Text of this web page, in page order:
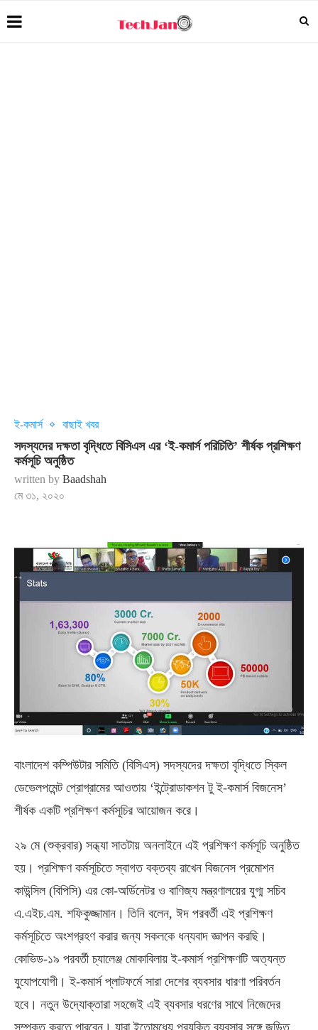
ই-কমার্স বাছাই খবর
সদস্যদের দক্ষতা বৃদ্ধিতে বিসিএস এর ‘ই-কমার্স পরিচিতি’ শীর্ষক প্রশিক্ষণ
কর্মসূচি অনুষ্ঠিত
written by Baadshah
মে ৩১, ২০২০
বাংলাদেশ কম্পিউটার সমিতি (বিসিএস) সদস্যদের দক্ষতা বৃদ্ধিতে স্কিল
ডেভেলপমেন্ট প্রোগ্রামের আওতায় ‘ইন্ট্রোডাকশন টু ই-কমার্স বিজনেস’
শীর্ষক একটি প্রশিক্ষণ কর্মসূচির আয়োজন করে।
২৯ মে (শুক্রবার) সন্ধ্যা সাতটায় অনলাইনে এই প্রশিক্ষণ কর্মসূচি অনুষ্ঠিত
হয়। প্রশিক্ষণ কর্মসূচিতে স্বাগত বক্তব্য রাখেন বিজনেস প্রমোশন
কাউন্সিল (বিপিসি) এর কো-অর্ডিনেটর ও বাণিজ্য মন্ত্রণালয়ের যুগ্ম সচিব
এ.এইচ.এম. শফিকুজ্জামান। তিনি বলেন, ঈদ পরবর্তী এই প্রশিক্ষণ
কর্মসূচিতে অংশগ্রহণ করার জন্য সকলকে ধন্যবাদ জ্ঞাপন করছি।
কোভিড-১৯ পরবর্তী চ্যালেঞ্জ মোকাবিলায় ই-কমার্স প্রশিক্ষণটি অত্যন্ত
যুযোপযোগী। ই-কমার্স প্লাটফর্মে সারা দেশের ব্যবসার ধারণা পরিবর্তন
হবে। নতুন উদ্যোক্তারা সহজেই এই ব্যবসার ধরণের সাথে নিজেদের
সম্পৃক্ত করতে পারবেন। যারা ইতোমধ্যে প্রযুক্তি ব্যবসার সঙ্গে জড়িত,